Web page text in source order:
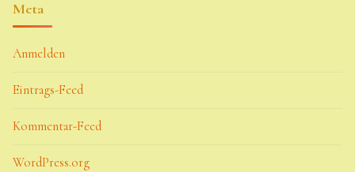
Meta
Anmelden
Eintrags-Feed
Kommentar-Feed
WordPress.org